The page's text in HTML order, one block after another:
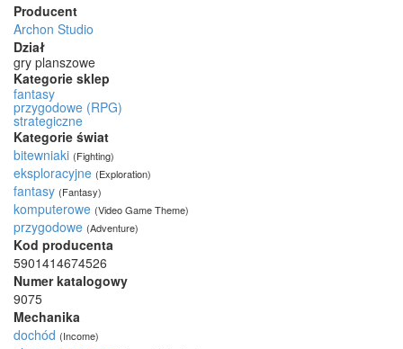
Producent
Archon Studio
Dział
gry planszowe
Kategorie sklep
fantasy
przygodowe (RPG)
strategiczne
Kategorie świat
bitewniaki (Fighting)
eksploracyjne (Exploration)
fantasy (Fantasy)
komputerowe (Video Game Theme)
przygodowe (Adventure)
Kod producenta
5901414674526
Numer katalogowy
9075
Mechanika
dochód (Income)